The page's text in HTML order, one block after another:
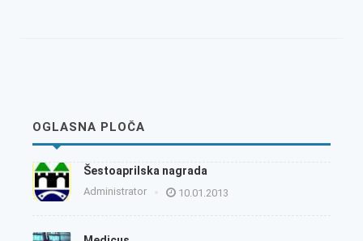
OGLASNA PLOČA
Šestoaprilska nagrada
Administrator 10.01.2013